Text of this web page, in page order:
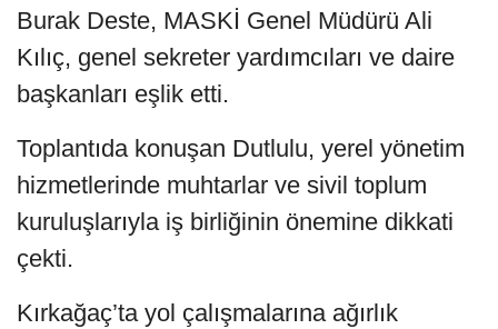
Burak Deste, MASKİ Genel Müdürü Ali
Kılıç, genel sekreter yardımcıları ve daire
başkanları eşlik etti.
Toplantıda konuşan Dutlulu, yerel yönetim
hizmetlerinde muhtarlar ve sivil toplum
kuruluşlarıyla iş birliğinin önemine dikkati
çekti.
Kırkağaç’ta yol çalışmalarına ağırlık